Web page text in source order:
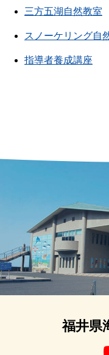
三方五湖自然教室
スノーケリング自
指導者養成講座
福井県